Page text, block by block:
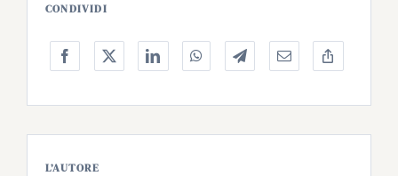
CONDIVIDI
L’AUTORE